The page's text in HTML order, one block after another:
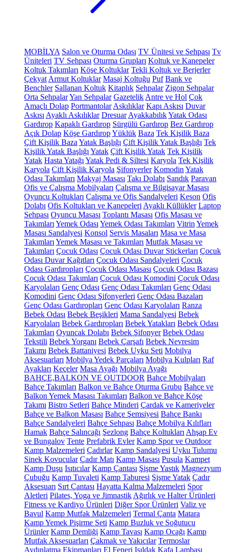
MOBİLYA Salon ve Oturma Odası TV Ünitesi ve Sehpası Tv
Üniteleri TV Sehpası Oturma Grupları Koltuk ve Kanepeler
Koltuk Takımları Köşe Koltuklar Tekli Koltuk ve Berjerler
Çekyat Armut Koltuklar Masaj Koltuğu Puf Bank ve
Benchler Sallanan Koltuk Kitaplık Sehpalar Zigon Sehpalar
Orta SehpalarYan Sehpalar Gazetelik Antre ve Hol Çok
Amaçlı Dolap Portmantolar Askılıklar Kapı Askısı Duvar
Askısı Ayaklı Askılıklar Dresuar AyakkabılıkYatak Odası
Gardırop Kapaklı Gardırop Sürgülü Gardırop Bez Gardırop
Açık Dolap Köşe GardıropYüklük Baza Tek Kişilik Baza
Çift Kişilik Baza Yatak Başlığı Çift Kişilik Yatak Başlığı Tek
Kişilik Yatak Başlığı Yatak Çift Kişilik Yatak Tek Kişilik
Yatak Hasta Yatağı Yatak Pedi & Şiltesi Karyola Tek Kişilik
Karyola Çift Kişilik Karyola Şifonyerler Komodin Yatak
Odası Takımları Makyaj Masası Takı Dolabı Sandık Paravan
Ofis ve Çalışma Mobilyaları Çalışma ve Bilgisayar Masası
Oyuncu Koltukları Çalışma ve Ofis Sandalyeleri Keson Ofis
Dolabı Ofis Koltukları ve Kanepeleri Ayaklı Küllükler Laptop
Sehpası Oyuncu Masası Toplantı Masası Ofis Masası ve
Takımları Yemek Odası Yemek Odası Takımları Vitrin Yemek
Masası Sandalyesi Konsol Servis Masaları Masa ve Masa
Takımları Yemek Masası ve Takımları Mutfak Masası ve
Takımları Çocuk Odası Çocuk Odası Duvar Stickerları Çocuk
Odası Duvar Kağıtları Çocuk Odası Sandalyeleri Çocuk
Odası Gardıropları Çocuk Odası Masası Çocuk Odası Bazası
Çocuk Odası Takımları Çocuk Odası Komodini Çocuk Odası
Karyolaları Genç Odası Genç Odası Takımları Genç Odası
Komodini Genç Odası Şifonyerleri Genç Odası Bazaları
Genç Odası Gardıropları Genç Odası Karyolaları Ranza
Bebek Odası Bebek Beşikleri Mama Sandalyesi Bebek
Karyolaları Bebek Gardıropları Bebek Yatakları Bebek Odası
Takımları Oyuncak Dolabı Bebek Şifonyer Bebek Odası
Tekstili Bebek Yorganı Bebek Çarşafı Bebek Nevresim
Takımı Bebek Battaniyesi Bebek Uyku Seti Mobilya
Aksesuarları Mobilya Yedek Parçaları Mobilya Kulpları Raf
Ayakları Keçeler Masa Ayağı Mobilya Ayağı
BAHÇE,BALKON VE OUTDOOR Bahçe Mobilyaları
Bahçe Takımları Balkon ve Bahçe Oturma Grubu Bahçe ve
Balkon Yemek Masası Takımları Balkon ve Bahçe Köşe
Takımı Bistro Setleri Bahçe Minderi Çardak ve Kameriyeler
Bahçe ve Balkon Masası Bahçe Şemsiyesi Bahçe Bankı
Bahçe Sandalyeleri Bahçe Sehpası Bahçe Mobilya Kılıfları
Hamak Bahçe Salıncağı Şezlong Bahçe Koltukları Ahşap Ev
ve Bungalov Tente Prefabrik Evler Kamp Spor ve Outdoor
Kamp Malzemeleri Çadırlar Kamp Sandalyesi Uyku Tulumu
Sinek Kovucular Çadır Matı Kamp Masası Pusula Kampet
Kamp Duşu Isıtıcılar Kamp Çantası Şişme Yastık Magnezyum
Çubuğu Kamp Tuvaleti Kamp Taburesi Şişme Yatak Çadır
Aksesuarı Sırt Çantası Hayatta Kalma Malzemeleri Spor
Aletleri Pilates, Yoga ve Jimnastik Ağırlık ve Halter Ürünleri
Fitness ve Kardiyo Ürünleri Diğer Spor Ürünleri Valiz ve
Bavul Kamp Mutfak Malzemeleri Termal Çanta Matara
Kamp Yemek Pişirme Seti Kamp Buzluk ve Soğutucu
Ürünler Kamp Demliği Kamp Tavası Kamp Ocağı Kamp
Mutfak Aksesuarları Çakmak ve Yakıcılar Termoslar
Aydınlatma Ekipmanları El Feneri Işıldak Kafa Lambası